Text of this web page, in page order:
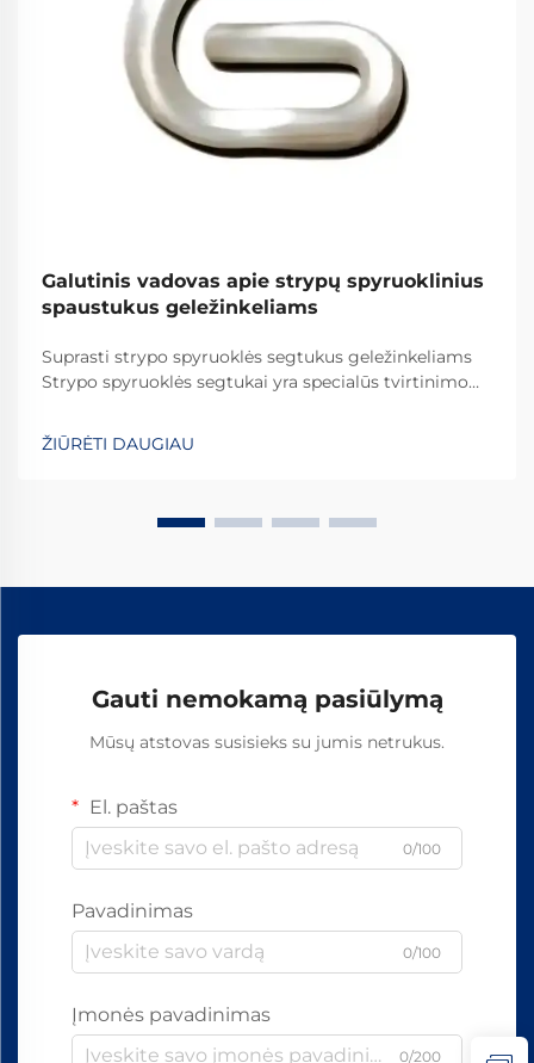
Galutinis vadovas apie strypų spyruoklinius
spaustukus geležinkeliams
Suprasti strypo spyruoklės segtukus geležinkeliams
Strypo spyruoklės segtukai yra specialūs tvirtinimo
pasaulyje esančiuose geležinkelių sistemose. Jie
užtikrina, kad bėgiai būtų tinkamai pritvirtinti, kad
ŽIŪRĖTI DAUGIAU
Gauti nemokamą pasiūlymą
Mūsų atstovas susisieks su jumis netrukus.
El. paštas
0/100
Pavadinimas
0/100
Įmonės pavadinimas
0/200